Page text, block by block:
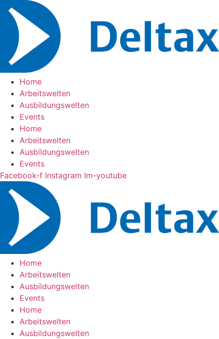
Zum
Inhalt
springen
Home
Arbeitswelten
Ausbildungswelten
Events
Home
Arbeitswelten
Ausbildungswelten
Events
Facebook-f Instagram Im-youtube
Home
Arbeitswelten
Ausbildungswelten
Events
Home
Arbeitswelten
Ausbildungswelten